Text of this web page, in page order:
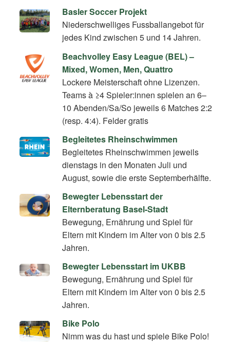
Basler Soccer Projekt
Niederschwelliges Fussballangebot für
jedes Kind zwischen 5 und 14 Jahren.
Beachvolley Easy League (BEL) –
Mixed, Women, Men, Quattro
Lockere Meisterschaft ohne Lizenzen.
Teams à ≥4 Spieler:innen spielen an 6–
10 Abenden/Sa/So jeweils 6 Matches 2:2
(resp. 4:4). Felder gratis
Begleitetes Rheinschwimmen
Begleitetes Rheinschwimmen jeweils
dienstags in den Monaten Juli und
August, sowie die erste Septemberhälfte.
Bewegter Lebensstart der
Elternberatung Basel-Stadt
Bewegung, Ernährung und Spiel für
Eltern mit Kindern im Alter von 0 bis 2.5
Jahren.
Bewegter Lebensstart im UKBB
Bewegung, Ernährung und Spiel für
Eltern mit Kindern im Alter von 0 bis 2.5
Jahren.
Bike Polo
Nimm was du hast und spiele Bike Polo!